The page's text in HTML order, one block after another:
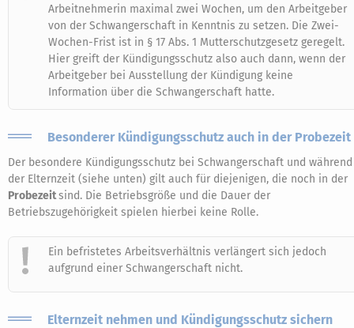
Arbeitnehmerin maximal zwei Wochen, um den Arbeitgeber
von der Schwangerschaft in Kenntnis zu setzen. Die Zwei-
Wochen-Frist ist in § 17 Abs. 1 Mutterschutzgesetz geregelt.
Hier greift der Kündigungsschutz also auch dann, wenn der
Arbeitgeber bei Ausstellung der Kündigung keine
Information über die Schwangerschaft hatte.
Besonderer Kündigungsschutz auch in der Probezeit
Der besondere Kündigungsschutz bei Schwangerschaft und während
der Elternzeit (siehe unten) gilt auch für diejenigen, die noch in der
Probezeitsind. Die Betriebsgröße und die Dauer der
Betriebszugehörigkeit spielen hierbei keine Rolle.
Ein befristetes Arbeitsverhältnis verlängert sich jedoch
aufgrund einer Schwangerschaft nicht.
Elternzeit nehmen und Kündigungsschutz sichern